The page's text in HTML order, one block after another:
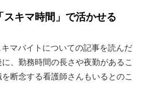
キマ時間」で活かせる
マバイトについての記事を読んだ
、勤務時間の長さや夜勤があるこ
断念する看護師さんもいるとのこ